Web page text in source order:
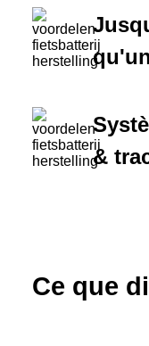
&
Ce que